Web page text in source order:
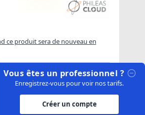
Vous êtes un professionnel ?
Enregistrez-vous pour voir nos tarifs.
Créer un compte
ce produit sera de nouveau en